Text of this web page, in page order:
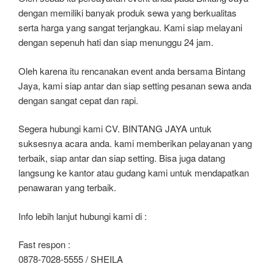
dengan memiliki banyak produk sewa yang berkualitas
serta harga yang sangat terjangkau. Kami siap melayani
dengan sepenuh hati dan siap menunggu 24 jam.
Oleh karena itu rencanakan event anda bersama Bintang
Jaya, kami siap antar dan siap setting pesanan sewa anda
dengan sangat cepat dan rapi.
Segera hubungi kami CV. BINTANG JAYA untuk
suksesnya acara anda. kami memberikan pelayanan yang
terbaik, siap antar dan siap setting. Bisa juga datang
langsung ke kantor atau gudang kami untuk mendapatkan
penawaran yang terbaik.
Info lebih lanjut hubungi kami di :
Fast respon :
0878-7028-5555 / SHEILA